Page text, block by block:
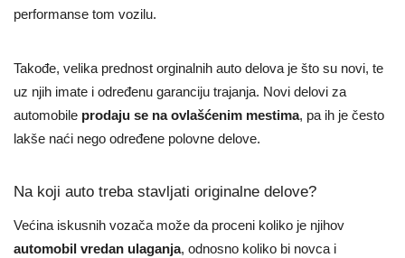
performanse tom vozilu.
Takođe, velika prednost orginalnih auto delova je što su novi, te
uz njih imate i određenu garanciju trajanja. Novi delovi za
automobile prodaju se na ovlašćenim mestima, pa ih je često
lakše naći nego određene polovne delove.
Na koji auto treba stavljati originalne delove?
Većina iskusnih vozača može da proceni koliko je njihov
automobil vredan ulaganja, odnosno koliko bi novca i